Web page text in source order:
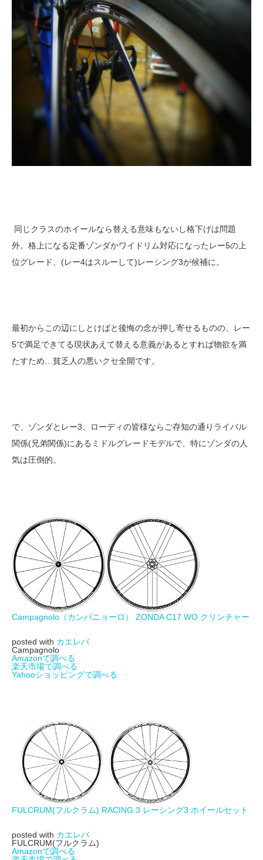
同じクラスのホイールなら替える意味もないし格下げは問題
外。格上になる定番ゾンダかワイドリム対応になったレー5の上
位グレード、(レー4はスルーして)レーシング3が候補に。
最初からこの辺にしとけばと後悔の念が押し寄せるものの、レー
5で満足できてる現状あえて替える意義があるとすれば物欲を満
たすため…貧乏人の悪いクセ全開です。
で、ゾンダとレー3、ローディの皆様ならご存知の通りライバル
関係(兄弟関係)にあるミドルグレードモデルで、特にゾンダの人
気は圧倒的。
Campagnolo（カンパニョーロ） ZONDA C17 WO クリンチャー
posted with カエレバ
Campagnolo
Amazonで調べる
楽天市場で調べる
Yahooショッピングで調べる
FULCRUM(フルクラム) RACING 3 レーシング3 ホイールセット
posted with カエレバ
FULCRUM(フルクラム)
Amazonで調べる